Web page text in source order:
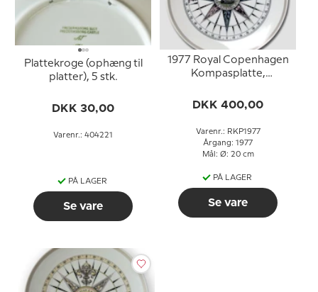
Plattekroge (ophæng til
platter), 5 stk.
DKK 30,00
Varenr.: 404221
PÅ LAGER
Se vare
1977 Royal Copenhagen
Kompasplatte,
DKK 400,00
Varenr.: RKP1977
Årgang: 1977
Mål: Ø: 20 cm
PÅ LAGER
Se vare